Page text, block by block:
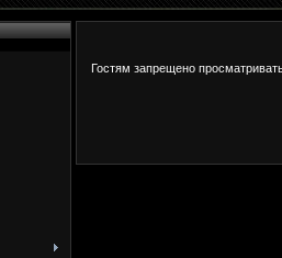
Гостям запрещено